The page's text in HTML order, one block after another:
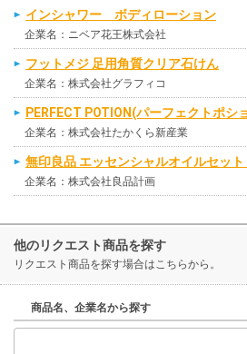
インシャワー ボディローション
企業名：ニベア花王株式会社
フットメジ 足用角質クリア石けん
企業名：株式会社グラフィコ
PERFECT POTION(パーフェクトポシ
企業名：株式会社たかくら新産業
無印良品 エッセンシャルオイルセッ
企業名：株式会社良品計画
他のリクエスト商品を探す
リクエスト商品を探す場合はこちらから。
商品名、企業名から探す